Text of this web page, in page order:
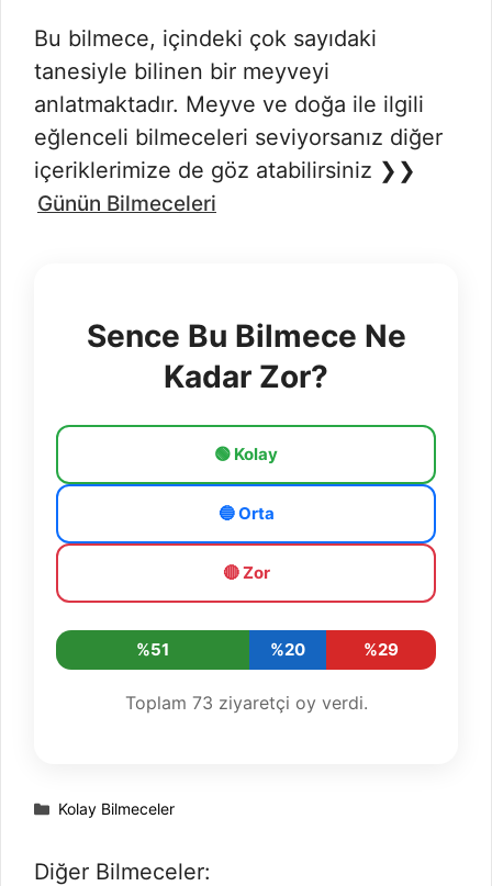
Bu bilmece, içindeki çok sayıdaki
tanesiyle bilinen bir meyveyi
anlatmaktadır. Meyve ve doğa ile ilgili
eğlenceli bilmeceleri seviyorsanız diğer
içeriklerimize de göz atabilirsiniz ❯❯
Günün Bilmeceleri
Sence Bu Bilmece Ne
Kadar Zor?
🟢 Kolay
🔵 Orta
🔴 Zor
%51 %20 %29
Toplam 73 ziyaretçi oy verdi.
Kategoriler
Kolay Bilmeceler
Diğer Bilmeceler: